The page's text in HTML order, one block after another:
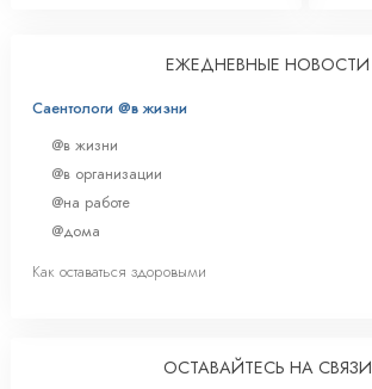
ЕЖЕДНЕВНЫЕ НОВОСТИ
Саентологи @в жизни
@в жизни
@в организации
@на работе
@дома
Как оставаться здоровыми
ОСТАВАЙТЕСЬ НА СВЯЗИ